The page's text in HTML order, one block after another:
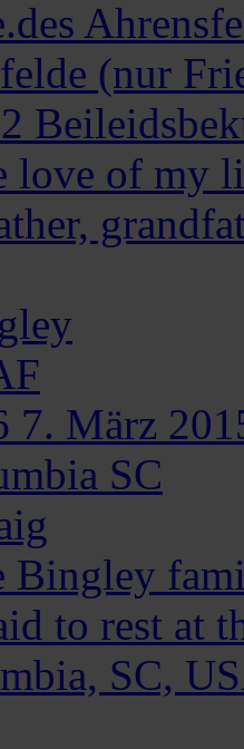
(nur
2
love of my
7. März
SC
Bingley
to rest at
SC,